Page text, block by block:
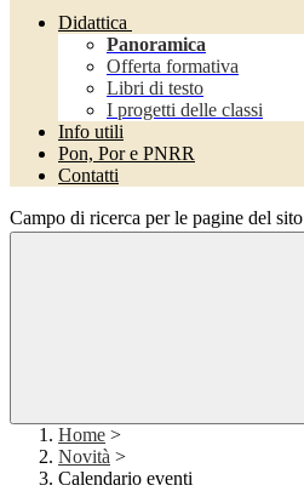
Didattica
Panoramica
Offerta formativa
Libri di testo
I progetti delle classi
Info utili
Pon, Por e PNRR
Contatti
Campo di ricerca per le pagine del sito
Home >
Novità >
Calendario eventi